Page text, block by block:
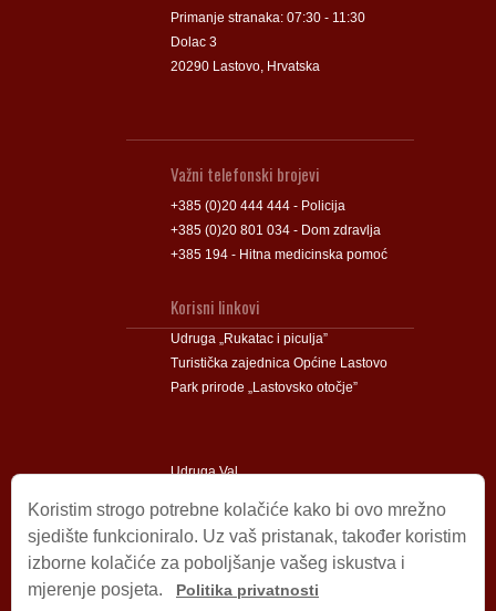
Primanje stranaka: 07:30 - 11:30
Dolac 3
20290 Lastovo, Hrvatska
Važni telefonski brojevi
+385 (0)20 444 444 - Policija
+385 (0)20 801 034 - Dom zdravlja
+385 194 - Hitna medicinska pomoć
Korisni linkovi
Udruga „Rukatac i piculja”
Turistička zajednica Općine Lastovo
Park prirode „Lastovsko otočje”
Udruga Val
Impressum
© 2009 – 2026 Općina Lastovo.
Koristim strogo potrebne kolačiće kako bi ovo mrežno
sjedište funkcioniralo. Uz vaš pristanak, također koristim
izborne kolačiće za poboljšanje vašeg iskustva i
mjerenje posjeta.
Politika privatnosti